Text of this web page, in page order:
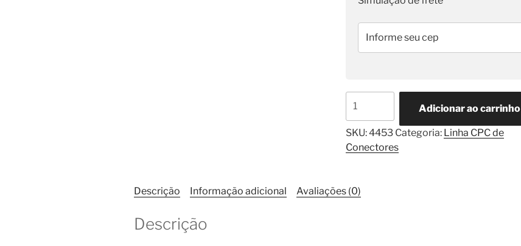
Fêmea
CPC
Dourado
TE
Adicionar ao carrinho
SKU:4453 Categoria: Linha CPC de
Conectores
Descrição Informação adicional Avaliações (0)
Descrição